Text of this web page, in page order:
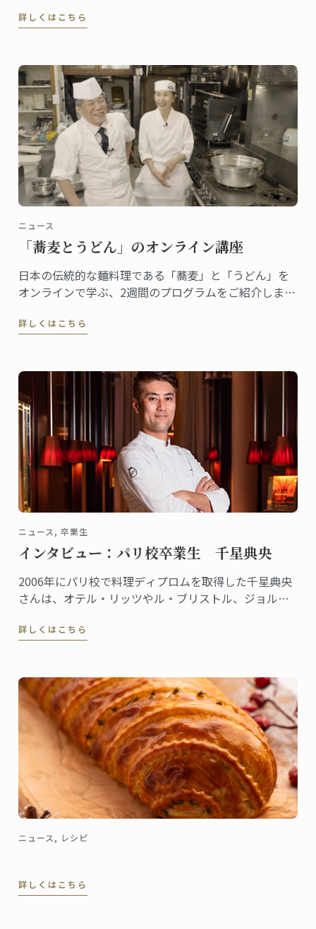
ラン、および関連企業を称え４０部門における受賞
詳しくはこちら
ニュース
「蕎麦とうどん」のオンライン講座
日本の伝統的な麺料理である「蕎麦」と「うどん」を
オンラインで学ぶ、2週間のプログラムをご紹介しま
詳しくはこちら
ニュース, 卒業生
インタビュー：パリ校卒業生 千星典央
2006年にパリ校で料理ディプロムを取得した千星典央
さんは、オテル・リッツやル・ブリストル、ジョルジ
の高級リゾート、ヘビチホテル＆リゾートのエグゼク
詳しくはこちら
ニュース, レシピ
詳しくはこちら